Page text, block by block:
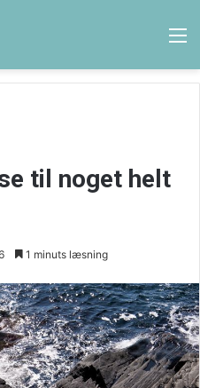
til noget helt
1 minuts læsning